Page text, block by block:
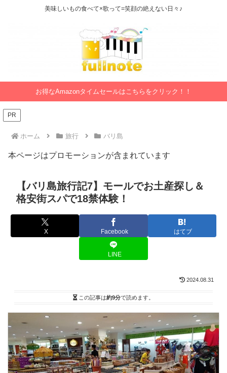
美味しいもの食べて×歌って=笑顔の絶えない日々♪
お得なAmazonタイムセールはこちらをクリック！！
PR
ホーム 旅行 バリ島
本ページはプロモーションが含まれています
【バリ島旅行記7】モールでお土産探し＆
格安街スパで18禁体験！
X Facebook はてブ
LINE
2024.08.31
この記事は約9分で読めます。